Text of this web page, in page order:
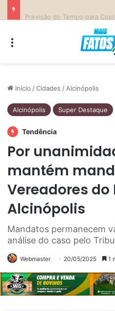
Início /Cidades / Alcinópolis
Alcinópolis Super Destaque
Tendência
Por
mantém
Vereadores do
Alcinópolis
Mandatos permanecem
análise do caso pelo
Webmaster 20/05/2025 1